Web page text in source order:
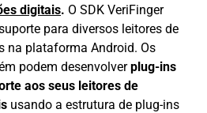
digitais. O SDK VeriFinger
para diversos leitores de
na plataforma Android. Os
podem desenvolverplug-ins
aos seus leitores de
usando a estrutura de plug-ins